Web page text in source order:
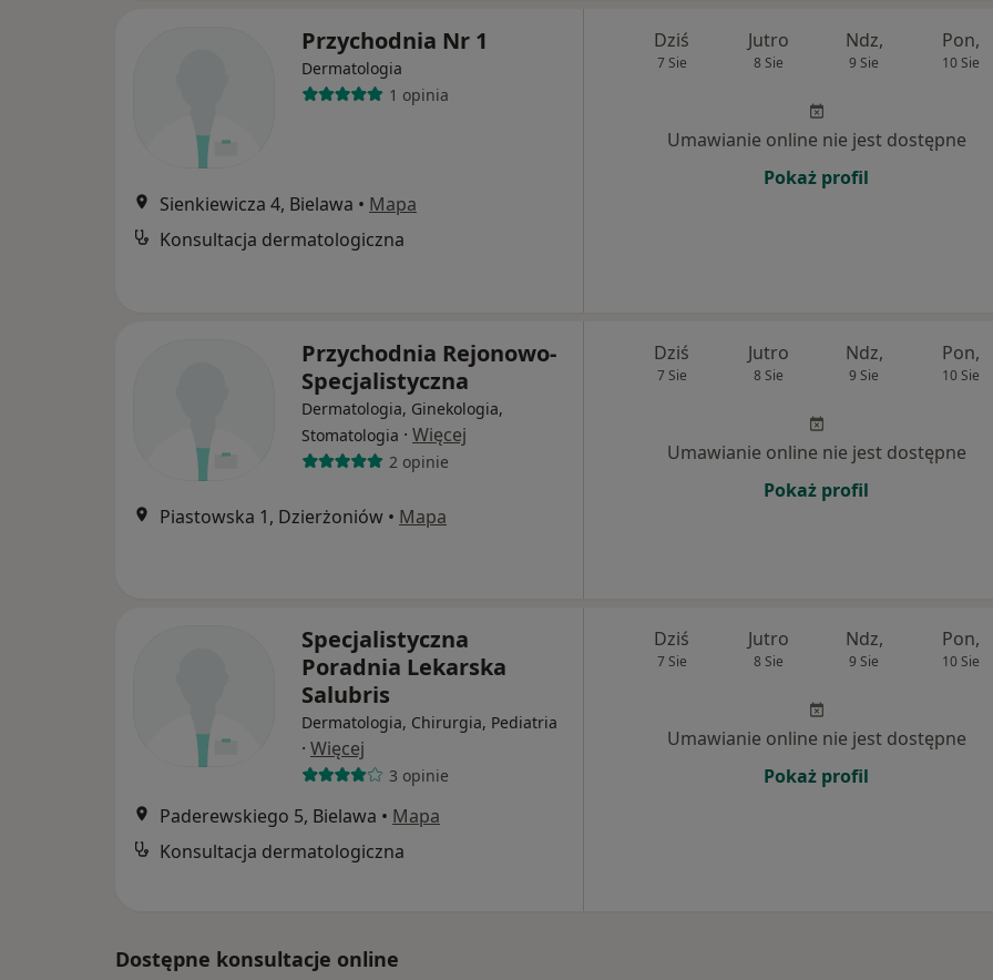
Przychodnia Nr 1
Dermatologia
1 opinia
Sienkiewicza 4, Bielawa • Mapa
Konsultacja dermatologiczna
Dziś
7 Sie
Jutro
8 Sie
Ndz,
9 Sie
Pon,
10 Sie
Umawianie online nie jest dostępne
Pokaż profil
Przychodnia Rejonowo-
Specjalistyczna
Dermatologia, Ginekologia,
Stomatologia · Więcej
2 opinie
Piastowska 1, Dzierżoniów • Mapa
Dziś
7 Sie
Jutro
8 Sie
Ndz,
9 Sie
Pon,
10 Sie
Umawianie online nie jest dostępne
Pokaż profil
Specjalistyczna
Poradnia Lekarska
Salubris
Dermatologia, Chirurgia, Pediatria
· Więcej
3 opinie
Paderewskiego 5, Bielawa • Mapa
Konsultacja dermatologiczna
Dziś
7 Sie
Jutro
8 Sie
Ndz,
9 Sie
Pon,
10 Sie
Umawianie online nie jest dostępne
Pokaż profil
Dostępne konsultacje online